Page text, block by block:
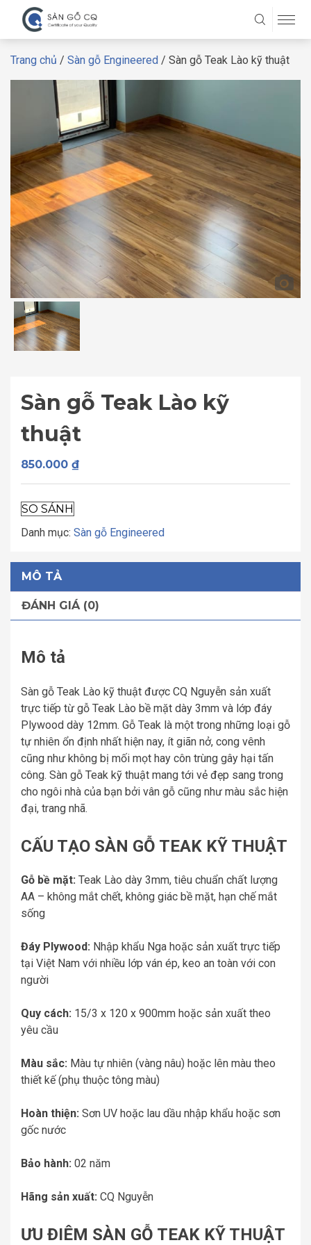
Trang chủ / Sàn gỗ Engineered / Sàn gỗ Teak Lào kỹ thuật
Sàn gỗ Teak Lào kỹ
thuật
850.000 ₫
SO SÁNH
Danh mục: Sàn gỗ Engineered
MÔ TẢ
ĐÁNH GIÁ (0)
Mô tả
Sàn gỗ Teak Lào kỹ thuật được CQ Nguyễn sản xuất
trực tiếp từ gỗ Teak Lào bề mặt dày 3mm và lớp đáy
Plywood dày 12mm. Gỗ Teak là một trong những loại gỗ
tự nhiên ổn định nhất hiện nay, ít giãn nở, cong vênh
cũng như không bị mối mọt hay côn trùng gây hại tấn
công. Sàn gỗ Teak kỹ thuật mang tới vẻ đẹp sang trong
cho ngôi nhà của bạn bởi vân gỗ cũng như màu sắc hiện
đại, trang nhã.
CẤU TẠO SÀN GỖ TEAK KỸ THUẬT
Gỗ bề mặt: Teak Lào dày 3mm, tiêu chuẩn chất lượng
AA – không mắt chết, không giác bề mặt, hạn chế mắt
sống
Đáy Plywood: Nhập khẩu Nga hoặc sản xuất trực tiếp
tại Việt Nam với nhiều lớp ván ép, keo an toàn với con
người
Quy cách: 15/3 x 120 x 900mm hoặc sản xuất theo
yêu cầu
Màu sắc: Màu tự nhiên (vàng nâu) hoặc lên màu theo
thiết kế (phụ thuộc tông màu)
Hoàn thiện: Sơn UV hoặc lau dầu nhập khẩu hoặc sơn
gốc nước
Bảo hành: 02 năm
Hãng sản xuất: CQ Nguyễn
ƯU ĐIÊM SÀN GỖ TEAK KỸ THUẬT